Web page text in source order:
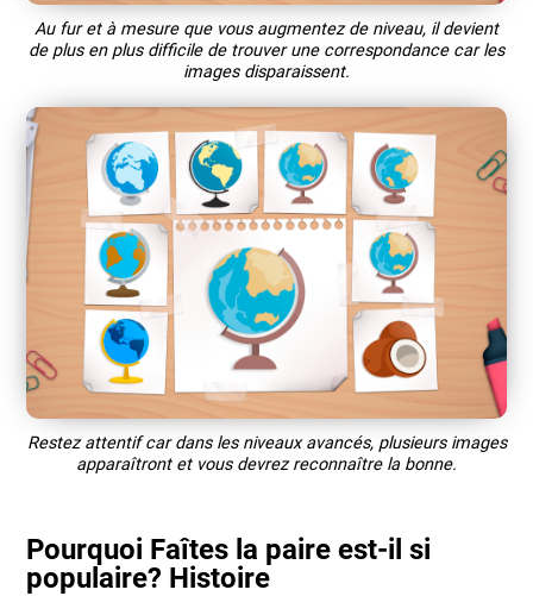
Au fur et à mesure que vous augmentez de niveau, il devient
de plus en plus difficile de trouver une correspondance car les
images disparaissent.
Restez attentif car dans les niveaux avancés, plusieurs images
apparaîtront et vous devrez reconnaître la bonne.
Pourquoi Faîtes la paire est-il si
populaire? Histoire